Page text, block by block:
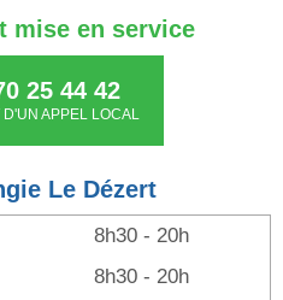
mise en service
25 44 42
D'UN APPEL LOCAL
Le Dézert
8h30 - 20h
8h30 - 20h